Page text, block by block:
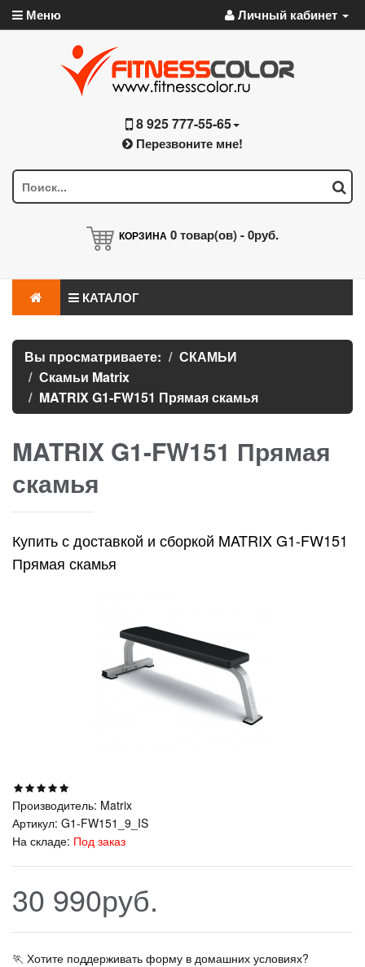
Меню Личный кабинет
8 925 777-55-65
Перезвоните мне!
КОРЗИНА 0товар(ов) -0руб.
КАТАЛОГ
Вы просматриваете:
СКАМЬИ
Скамьи Matrix
MATRIX G1-FW151 Прямая скамья
MATRIX G1-FW151 Прямая
скамья
Купить с доставкой и сборкой MATRIX G1-FW151
Прямая скамья
Производитель: Matrix
Артикул: G1-FW151_9_IS
На складе: Под заказ
30 990руб.
🏃‍ Хотите поддерживать форму в домашних условиях?